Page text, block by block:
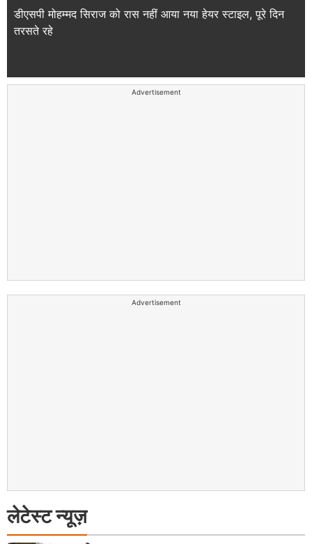
डीएसपी मोहम्मद सिराज को रास नहीं आया नया हेयर स्टाइल, पूरे दिन
तरसते रहे
Advertisement
Advertisement
लेटेस्ट न्यूज़